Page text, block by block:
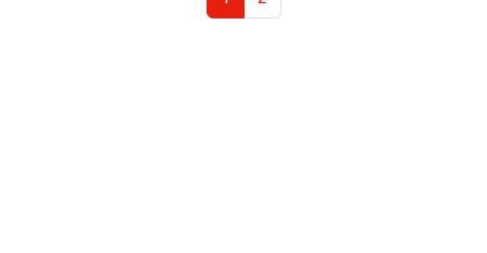
за статистика и во целосна […]